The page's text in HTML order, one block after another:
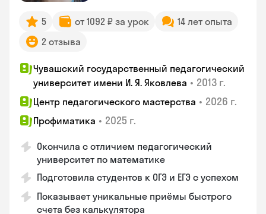
5 от 1092 ₽ за урок
14 лет опыта
2 отзыва
Чувашский государственный педагогический
университет имени И. Я. Яковлева • 2013 г.
Центр педагогического мастерства • 2026 г.
Профиматика • 2025 г.
Окончила с отличием педагогический
университет по математике
Подготовила студентов к ОГЭ и ЕГЭ с успехом
Показывает уникальные приёмы быстрого
счета без калькулятора